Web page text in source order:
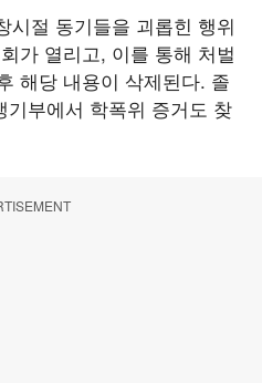
시절 동기들을 괴롭힌 행위
가 열리고, 이를 통해 처벌
해당 내용이 삭제된다. 졸
부에서 학폭위 증거도 찾